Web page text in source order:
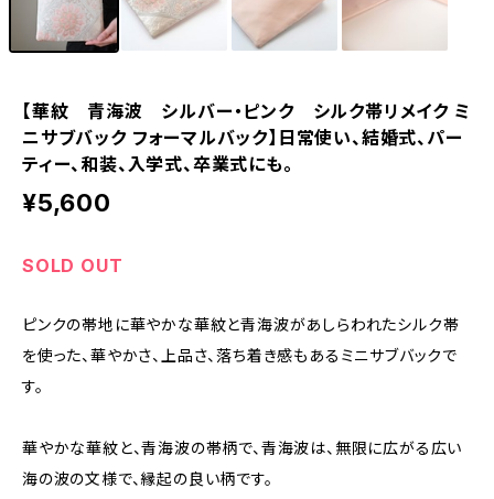
【華紋 青海波 シルバー・ピンク シルク帯リメイク ミ
ニサブバック フォーマルバック】日常使い、結婚式、パー
ティー、和装、入学式、卒業式にも。
¥5,600
SOLD OUT
ピンクの帯地に華やかな華紋と青海波があしらわれたシルク帯
を使った、華やかさ、上品さ、落ち着き感もあるミニサブバックで
す。
華やかな華紋と、青海波の帯柄で、青海波は、無限に広がる広い
海の波の文様で、縁起の良い柄です。